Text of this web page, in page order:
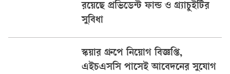
রয়েছে প্রভিডেন্ট ফান্ড ও গ্র্যাচুইটির
সুবিধা
স্কয়ার গ্রুপে নিয়োগ বিজ্ঞপ্তি,
এইচএসসি পাসেই আবেদনের সুযোগ